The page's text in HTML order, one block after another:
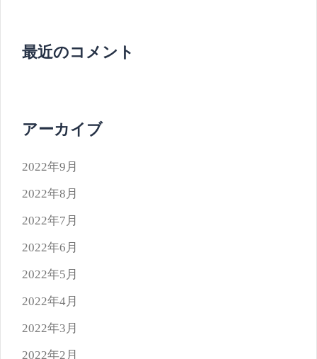
最近のコメント
アーカイブ
2022年9月
2022年8月
2022年7月
2022年6月
2022年5月
2022年4月
2022年3月
2022年2月